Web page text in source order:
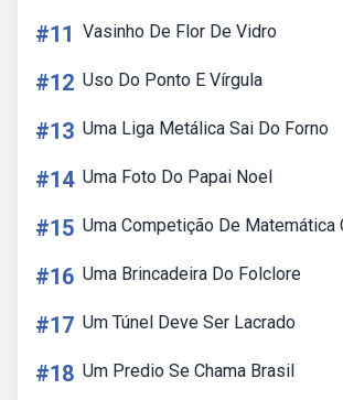
#11 Vasinho De Flor De Vidro
#12 Uso Do Ponto E Vírgula
#13 Uma Liga Metálica Sai Do Forno
#14 Uma Foto Do Papai Noel
#15 Uma Competição De Matemática
#16 Uma Brincadeira Do Folclore
#17 Um Túnel Deve Ser Lacrado
#18 Um Predio Se Chama Brasil